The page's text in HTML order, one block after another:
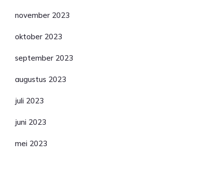
november 2023
oktober 2023
september 2023
augustus 2023
juli 2023
juni 2023
mei 2023